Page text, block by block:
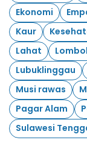
Ekonomi
Kaur
Lahat
Lubuklinggau
Musi rawas
Pagar Alam
Sulawesi